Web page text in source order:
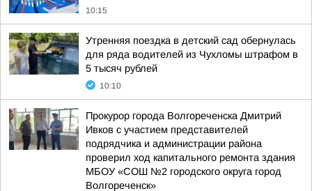
10:15
Утренняя поездка в детский сад обернулась
для ряда водителей из Чухломы штрафом в
5 тысяч рублей
10:10
Прокурор города Волгореченска Дмитрий
Ивков с участием представителей
подрядчика и администрации района
проверил ход капитального ремонта здания
МБОУ «СОШ №2 городского округа город
Волгореченск»